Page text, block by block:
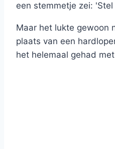
een stemmetje zei:
Maar het lukte gewoon
plaats van een
het helemaal gehad